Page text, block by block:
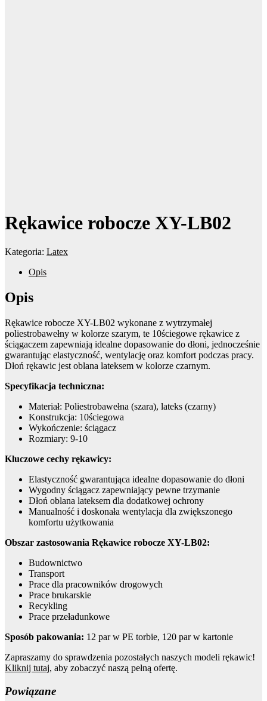
Rękawice robocze XY-LB02
Kategoria: Latex
Opis
Opis
Rękawice robocze XY-LB02 wykonane z wytrzymałej
poliestrobawełny w kolorze szarym, te 10ściegowe rękawice z
ściągaczem zapewniają idealne dopasowanie do dłoni, jednocześnie
gwarantując elastyczność, wentylację oraz komfort podczas pracy.
Dłoń rękawic jest oblana lateksem w kolorze czarnym.
Specyfikacja techniczna:
Materiał: Poliestrobawełna (szara), lateks (czarny)
Konstrukcja: 10ściegowa
Wykończenie: ściągacz
Rozmiary: 9-10
Kluczowe cechy rękawicy:
Elastyczność gwarantująca idealne dopasowanie do dłoni
Wygodny ściągacz zapewniający pewne trzymanie
Dłoń oblana lateksem dla dodatkowej ochrony
Manualność i doskonała wentylacja dla zwiększonego
komfortu użytkowania
Obszar zastosowania Rękawice robocze XY-LB02:
Budownictwo
Transport
Prace dla pracowników drogowych
Prace brukarskie
Recykling
Prace przeładunkowe
Sposób pakowania: 12 par w PE torbie, 120 par w kartonie
Zapraszamy do sprawdzenia pozostałych naszych modeli rękawic!
Kliknij tutaj, aby zobaczyć naszą pełną ofertę.
Powiązane